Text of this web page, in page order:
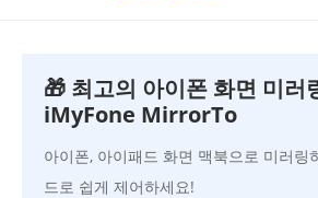
🎁 최고의 아이폰 화면 미러
iMyFone MirrorTo
아이폰, 아이패드 화면 맥북으로 미러링
드로 쉽게 제어하세요!